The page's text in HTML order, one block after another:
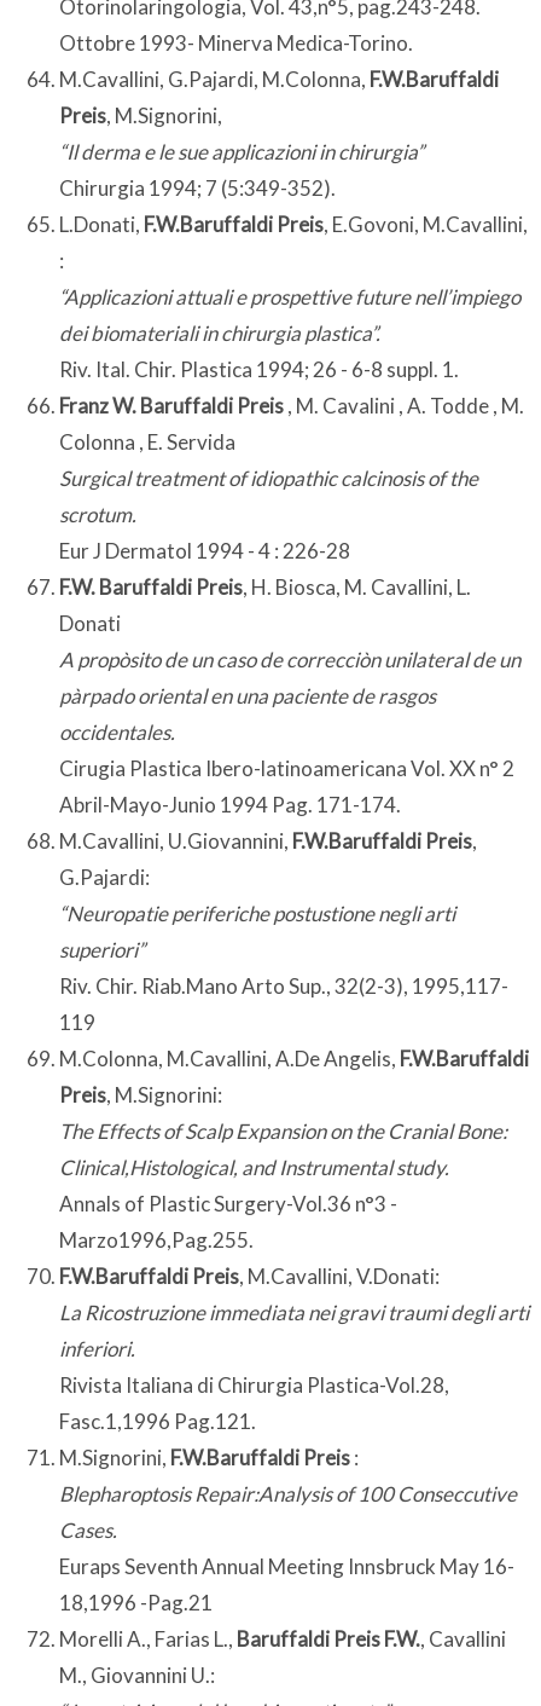
Otorinolaringologia, Vol. 43,n°5, pag.243-248.
Ottobre 1993- Minerva Medica-Torino.
M.Cavallini, G.Pajardi, M.Colonna, F.W.Baruffaldi
Preis, M.Signorini,
“Il derma e le sue applicazioni in chirurgia”
Chirurgia 1994; 7 (5:349-352).
L.Donati, F.W.Baruffaldi Preis, E.Govoni, M.Cavallini,
:
“Applicazioni attuali e prospettive future nell’impiego
dei biomateriali in chirurgia plastica”.
Riv. Ital. Chir. Plastica 1994; 26 - 6-8 suppl. 1.
Franz W. Baruffaldi Preis, M. Cavalini , A. Todde , M.
Colonna , E. Servida
Surgical treatment of idiopathic calcinosis of the
scrotum.
Eur J Dermatol 1994 - 4 : 226-28
F.W. Baruffaldi Preis, H. Biosca, M. Cavallini, L.
Donati
A propòsito de un caso de correcciòn unilateral de un
pàrpado oriental en una paciente de rasgos
occidentales.
Cirugia Plastica Ibero-latinoamericana Vol. XX n° 2
Abril-Mayo-Junio 1994 Pag. 171-174.
M.Cavallini, U.Giovannini, F.W.Baruffaldi Preis,
G.Pajardi:
“Neuropatie periferiche postustione negli arti
superiori”
Riv. Chir. Riab.Mano Arto Sup., 32(2-3), 1995,117-
119
M.Colonna, M.Cavallini, A.De Angelis, F.W.Baruffaldi
Preis, M.Signorini:
The Effects of Scalp Expansion on the Cranial Bone:
Clinical,Histological, and Instrumental study.
Annals of Plastic Surgery-Vol.36 n°3 -
Marzo1996,Pag.255.
F.W.Baruffaldi Preis, M.Cavallini, V.Donati:
La Ricostruzione immediata nei gravi traumi degli arti
inferiori.
Rivista Italiana di Chirurgia Plastica-Vol.28,
Fasc.1,1996 Pag.121.
M.Signorini, F.W.Baruffaldi Preis:
Blepharoptosis Repair:Analysis of 100 Conseccutive
Cases.
Euraps Seventh Annual Meeting Innsbruck May 16-
18,1996 -Pag.21
Morelli A., Farias L., Baruffaldi Preis F.W., Cavallini
M., Giovannini U.: